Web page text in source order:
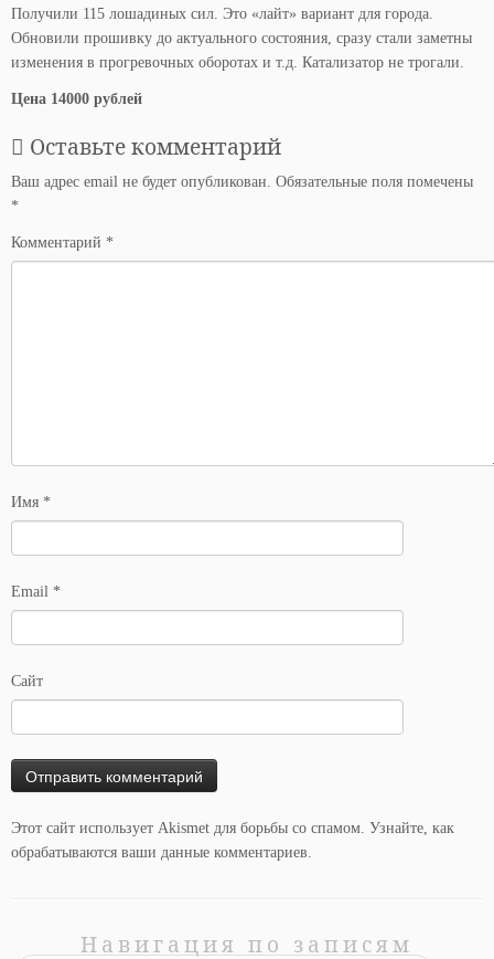
Получили 115 лошадиных сил. Это «лайт» вариант для города.
Обновили прошивку до актуального состояния, сразу стали заметны
изменения в прогревочных оборотах и т.д. Катализатор не трогали.
Цена 14000 рублей
Оставьте комментарий
Ваш адрес email не будет опубликован. Обязательные поля помечены
*
Комментарий *
Имя *
Email *
Сайт
Этот сайт использует Akismet для борьбы со спамом. Узнайте, как
обрабатываются ваши данные комментариев
Навигация по записям